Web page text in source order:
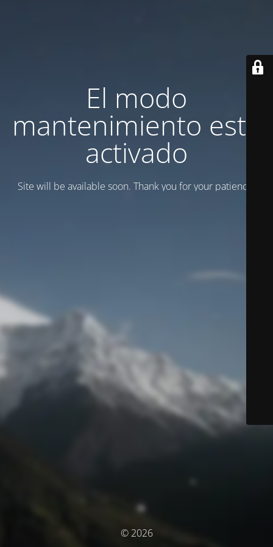
El modo
mantenimiento está
activado
Site will be available soon. Thank you for your patience!
© 2026